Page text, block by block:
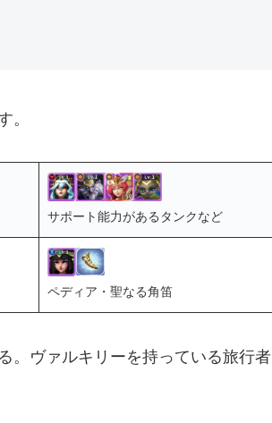
。
サポート能力があるタンクなど
ペディア・聖なる角笛
。ヴァルキリーを持っている旅行者